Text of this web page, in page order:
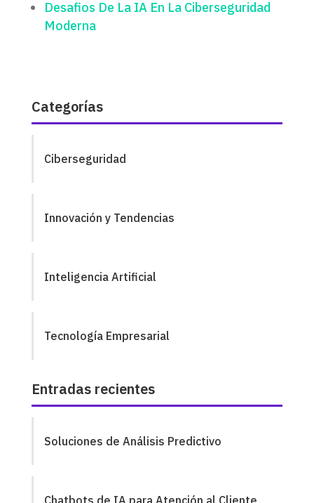
Desafios De La IA En La Ciberseguridad
Moderna
Categorías
Ciberseguridad
Innovación y Tendencias
Inteligencia Artificial
Tecnología Empresarial
Entradas recientes
Soluciones de Análisis Predictivo
Chatbots de IA para Atención al Cliente